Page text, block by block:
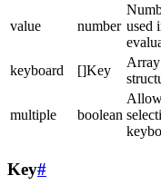
value number used
keyboard []Key
multiple boolean
Key#